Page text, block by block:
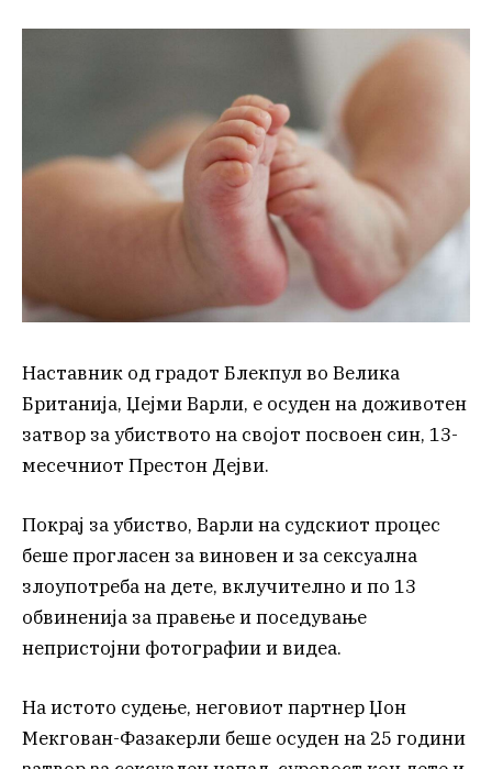
Наставник од градот Блекпул во Велика
Британија, Џејми Варли, е осуден на доживотен
затвор за убиството на својот посвоен син, 13-
месечниот Престон Дејви.
Покрај за убиство, Варли на судскиот процес
беше прогласен за виновен и за сексуална
злоупотреба на дете, вклучително и по 13
обвиненија за правење и поседување
непристојни фотографии и видеа.
На истото судење, неговиот партнер Џон
Мекгован-Фазакерли беше осуден на 25 години